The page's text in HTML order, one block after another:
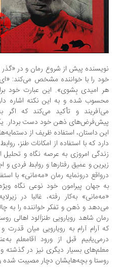
پیش از شروع رمان و در «گذر اول»
را با خواننده مشخص می‌کند: «ای که
امیدی بِشوی». این عبارت خود برای
شده و به این نکته اشاره دارد که
و تأکید می‌کند که اگر به
ذهن خود دست بردار. یکی از
داستان، استفاده ظریف از دستمایه‌های طنز
که با استفاده از امکانات طنز، روابط
امروزی به عرصه نگاه و تحلیل
و عمیق رفتارها و روابط فردی و اجتماعی
درونمایه رمان «مه‌مانی» با استفاده
جهان پیرامون خود نوعی نگاه ویژه را
به‌کار رفته، غالبا در
و ذهن و تفکر خواننده را به چالش
شاهد رویارویی طنزآلود اهالی روستا در
آرام آرام به رویارویی میان قدرت و
قبل از ورود آقامعلم
بسیار دیگری نیز در گذشته و در
و بچه‌هایشان دچار مصیبت شده و پا به